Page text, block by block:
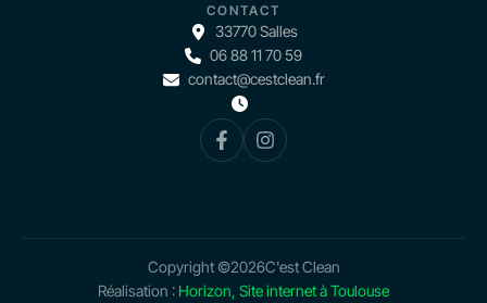
CONTACT
33770 Salles
06 88 11 70 59
contact@cestclean.fr
Copyright ©2026C'est Clean
Réalisation : Horizon, Site internet à Toulouse